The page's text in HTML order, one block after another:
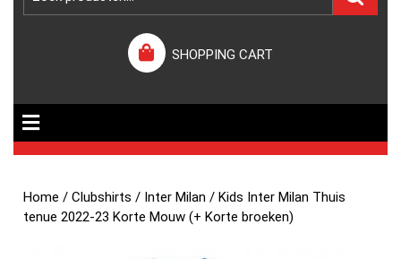
SHOPPING CART
Home /Clubshirts / Inter Milan / Kids Inter Milan Thuis
tenue 2022-23 Korte Mouw (+ Korte broeken)